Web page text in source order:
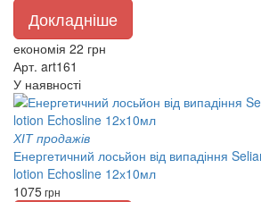
Докладніше
економія 22 грн
Арт. art161
У наявності
ХІТ продажів
Енергетичний лосьйон від випадіння
lotion Echosline 12х10мл
1075грн